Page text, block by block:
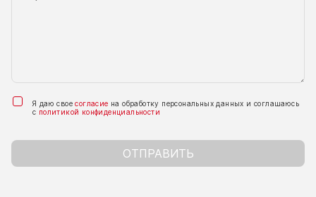
Я даю своесогласие на обработку персональных данных и соглашаюсь
с политикой конфиденциальности
ОТПРАВИТЬ